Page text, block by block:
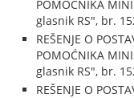
POMOĆNIKA
glasnik RS", br.
REŠENJE O
POMOĆNIKA
glasnik RS", br.
REŠENJE O